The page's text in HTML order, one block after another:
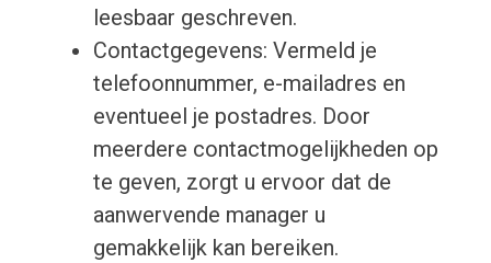
leesbaar geschreven.
Contactgegevens: Vermeld je
telefoonnummer, e-mailadres en
eventueel je postadres. Door
meerdere contactmogelijkheden op
te geven, zorgt u ervoor dat de
aanwervende manager u
gemakkelijk kan bereiken.